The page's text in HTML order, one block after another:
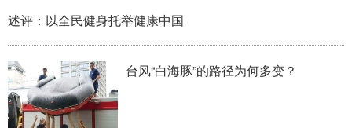
地方频道
北京
述评：以全民健身托举健康中国
台风“白海豚”的路径为何多变？